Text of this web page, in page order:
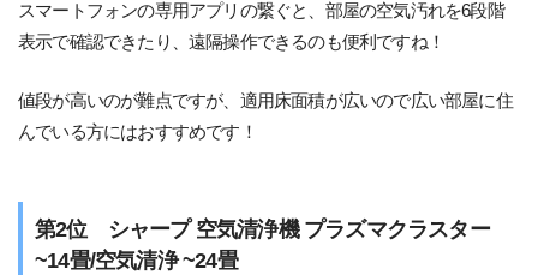
スマートフォンの専用アプリの繋ぐと、部屋の空気汚れを6段階
表示で確認できたり、遠隔操作できるのも便利ですね！
値段が高いのが難点ですが、適用床面積が広いので広い部屋に住
んでいる方にはおすすめです！
第2位 シャープ 空気清浄機 プラズマクラスター
~14畳/空気清浄 ~24畳